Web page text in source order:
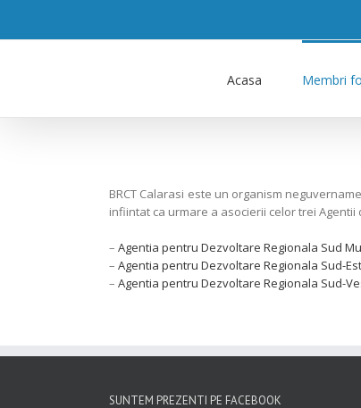
Acasa Membri
BRCT Calarasi este un organism
infiintat ca urmare a asocierii celor trei
– Agentia pentru Dezvoltare Regionala Sud
– Agentia pentru Dezvoltare Regionala Sud-Est
– Agentia pentru Dezvoltare Regionala Sud-
SUNTEM PREZENTI PE FACEBOOK